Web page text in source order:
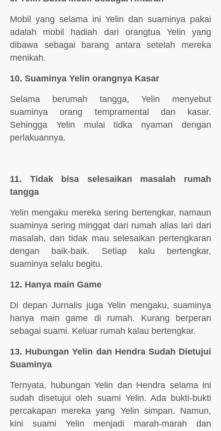
Mobil yang selama ini Yelin dan suaminya pakai
adalah mobil hadiah dari orangtua Yelin yang
dibawa sebagai barang antara setelah mereka
menikah.
10. Suaminya Yelin orangnya Kasar
Selama berumah tangga, Yelin menyebut
suaminya orang tempramental dan kasar.
Sehingga Yelin mulai tidka nyaman dengan
perlakuannya.
11. Tidak bisa selesaikan masalah rumah
tangga
Yelin mengaku mereka sering bertengkar, namaun
suaminya sering minggat dari rumah alias lari dari
masalah, dan tidak mau selesaikan pertengkaran
dengan baik-baik. Setiap kalu bertengkar,
suaminya selalu begitu.
12. Hanya main Game
Di depan Jurnalis juga Yelin mengaku, suaminya
hanya main game di rumah. Kurang berperan
sebagai suami. Keluar rumah kalau bertengkar.
13. Hubungan Yelin dan Hendra Sudah Dietujui
Suaminya
Ternyata, hubungan Yelin dan Hendra selama ini
sudah disetujui oleh suami Yelin. Ada bukti-bukti
percakapan mereka yang Yelin simpan. Namun,
kini suami Yelin menjadi marah-marah dan